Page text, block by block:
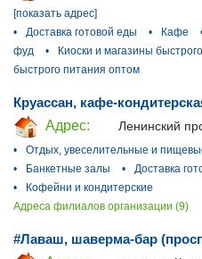
[показать адрес]
•
Доставка готовой еды • Кафе
фуд
• Киоски и магазины
быстрого питания оптом
Круассан, кафе-
Адрес:
Ленинский
•
Отдых, увеселительные и
•
Банкетные залы • Доставка
•
Кофейни и кондитерские
Адреса филиалов организации (9)
#Лаваш, шаверма-бар